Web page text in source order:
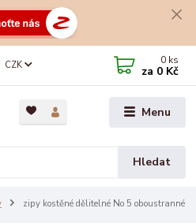
Menu
CZK
Hledat
0 ks
za 0 Kč
zipy kostěné dělitelné No 5 oboustranné